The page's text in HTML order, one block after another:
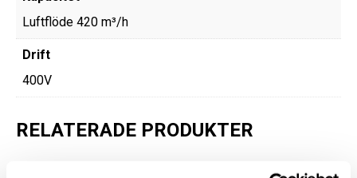
Luftflöde 420 m³/h
Drift
400V
RELATERADE PRODUKTER